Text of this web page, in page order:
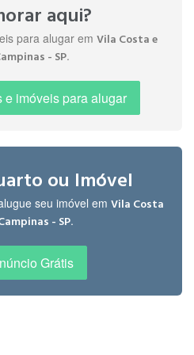
aqui?
para alugar em Vila Costa e
- SP.
e imóveis para alugar
ou Imóvel
seu imóvel em Vila Costa
- SP.
Grátis